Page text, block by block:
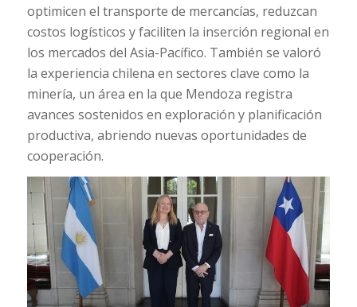
optimicen el transporte de mercancías, reduzcan
costos logísticos y faciliten la inserción regional en
los mercados del Asia-Pacífico. También se valoró
la experiencia chilena en sectores clave como la
minería, un área en la que Mendoza registra
avances sostenidos en exploración y planificación
productiva, abriendo nuevas oportunidades de
cooperación.